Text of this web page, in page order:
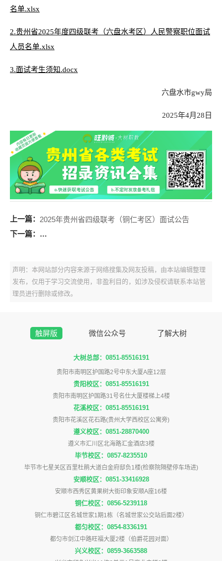
名单.xlsx
2.贵州省2025年度四级联考（六盘水考区）人民警察职位面试
人员名单.xlsx
3.面试考生须知.docx
六盘水市gwy局
2025年4月28日
上一篇： 2025年贵州省四级联考（铜仁考区）面试公告
下一篇：
2025年沿河土家族自治县事业单位公开引进高层次和
声明：本网站部分内容来源于网络搜集及网友投稿，由本站编辑整理
发布，仅用于学习交流使用，非盈利目的，如涉及侵权请联系本站管
理员进行删除或修改。
触屏版 微信公众号 了解大树
大树总部：0851-85516191
贵阳市南明区护国路2号中东大厦A座12层
贵阳校区：0851-85516191
贵阳市南明区护国路31号名仕大厦楼梯上4楼
花溪校区：0851-85516191
贵阳市花溪区花石路(贵州大学西校区公寓旁)
遵义校区：0851-28870400
遵义市汇川区北海路汇金酒店3楼
毕节校区：0857-8235510
毕节市七星关区百里杜鹃大道白金府邸负1楼(检察院隔壁停车场进)
安顺校区：0851-33416928
安顺市西秀区黄果树大街印象安顺A座16楼
铜仁校区：0856-5239118
铜仁市碧江区名城世家1期1栋（名城世家公交站后面2楼）
都匀校区：0854-8336191
都匀市剑江中路旺福大厦2楼（伯爵花园对面）
兴义校区：0859-3663588